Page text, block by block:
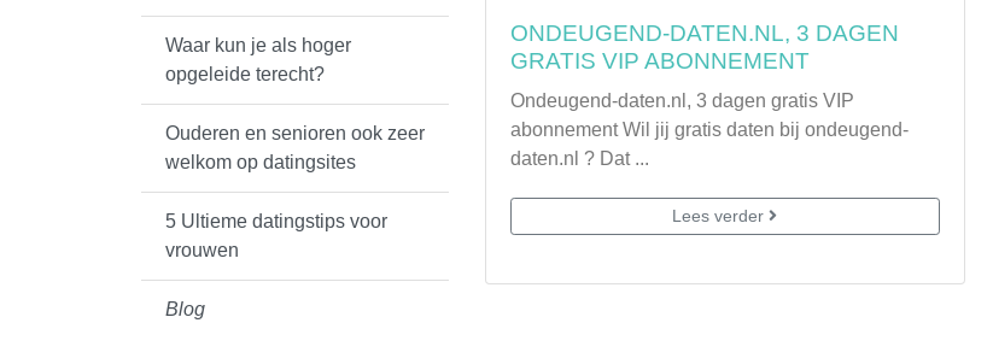
Waar kun je als hoger
opgeleide terecht?
Ouderen en senioren ook zeer
welkom op datingsites
5 Ultieme datingstips voor
vrouwen
Blog
ONDEUGEND-DATEN.NL, 3 DAGEN
GRATIS VIP ABONNEMENT
Ondeugend-daten.nl, 3 dagen gratis VIP
abonnement Wil jij gratis daten bij ondeugend-
daten.nl ? Dat ...
Lees verder